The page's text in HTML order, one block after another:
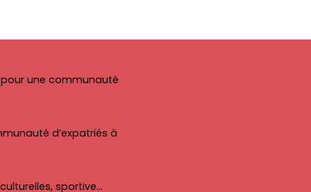
une communauté
d’expatriés à
sportive…